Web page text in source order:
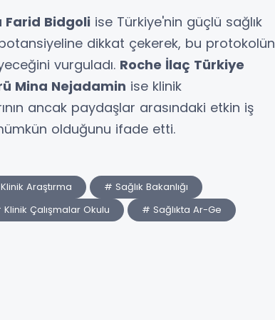
Farid Bidgoli ise Türkiye'nin güçlü sağlık
dikkat çekerek, bu protokolün
vurguladı. Roche İlaç Türkiye
Mina Nejadamin ise klinik
ancak paydaşlar arasındaki etkin iş
olduğunu ifade etti.
Araştırma
# Sağlık Bakanlığı
Çalışmalar Okulu
# Sağlıkta Ar-Ge